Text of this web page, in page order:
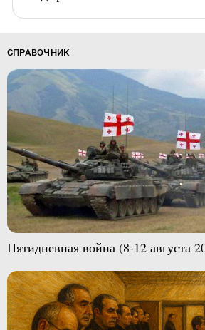
СПРАВОЧНИК
Пятидневная война (8-12 августа